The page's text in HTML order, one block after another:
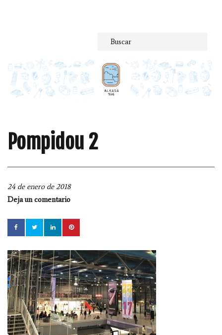
Pompidou 2
24 de enero de 2018
Deja un comentario